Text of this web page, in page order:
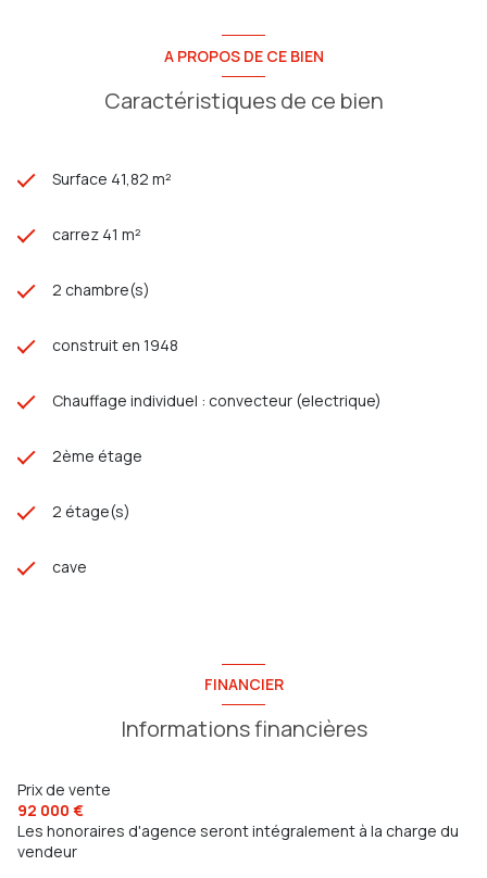
A PROPOS DE CE BIEN
Caractéristiques de ce bien
Surface 41,82 m²
carrez 41 m²
2 chambre(s)
construit en 1948
Chauffage individuel : convecteur (electrique)
2ème étage
2 étage(s)
cave
FINANCIER
Informations financières
Prix de vente
92 000 €
Les honoraires d'agence seront intégralement à la charge du
vendeur